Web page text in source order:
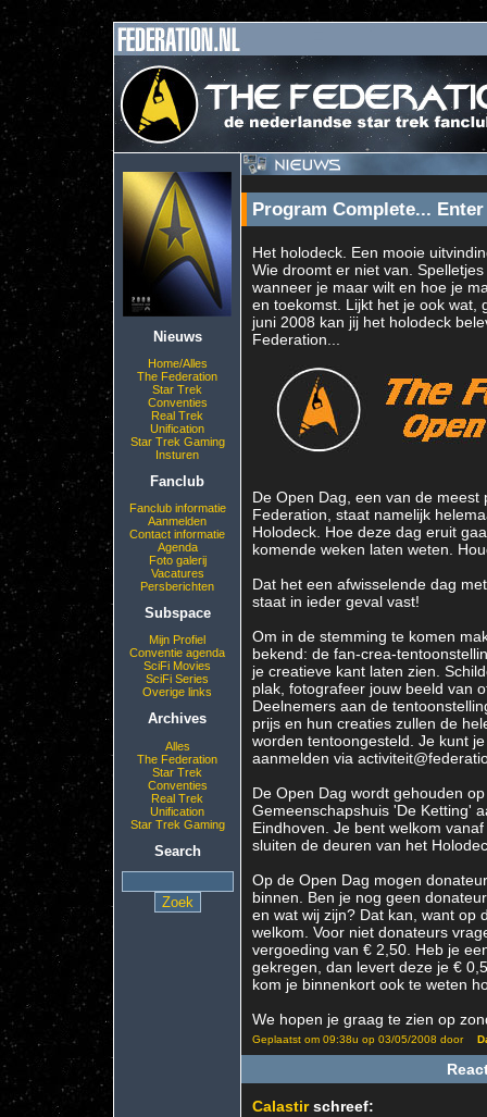
Nieuws
Home/Alles
The Federation
Star Trek
Conventies
Real Trek
Unification
Star Trek Gaming
Insturen
Fanclub
Fanclub informatie
Aanmelden
Contact informatie
Agenda
Foto galerij
Vacatures
Persberichten
Subspace
Mijn Profiel
Conventie agenda
SciFi Movies
SciFi Series
Overige links
Archives
Alles
The Federation
Star Trek
Conventies
Real Trek
Unification
Star Trek Gaming
Search
Program Complete...
Het holodeck. Een mooie
Wie droomt er niet van.
wanneer je maar wilt en hoe je
en toekomst. Lijkt het je ook wat,
juni 2008 kan jij het holodeck
Federation...
De Open Dag, een van de
Federation, staat namelijk
Holodeck. Hoe deze dag eruit
komende weken laten weten.
Dat het een afwisselende dag
staat in ieder geval vast!
Om in de stemming te komen
bekend: de fan-crea-
je creatieve kant laten zien.
plak, fotografeer jouw beeld van
Deelnemers aan de
prijs en hun creaties zullen de
worden tentoongesteld. Je kunt
aanmelden via
De Open Dag wordt gehouden
Gemeenschapshuis 'De Ketting'
Eindhoven. Je bent welkom
sluiten de deuren van het
Op de Open Dag mogen
binnen. Ben je nog geen
en wat wij zijn? Dat kan, want op
welkom. Voor niet donateurs
vergoeding van € 2,50. Heb je
gekregen, dan levert deze je €
kom je binnenkort ook te weten
We hopen je graag te zien op
Geplaatst om 09:38u op 03/05/2008 door
Calastirschreef: